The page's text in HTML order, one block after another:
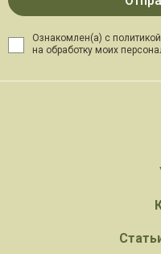
Ознакомлен(а) с
на обработку моих